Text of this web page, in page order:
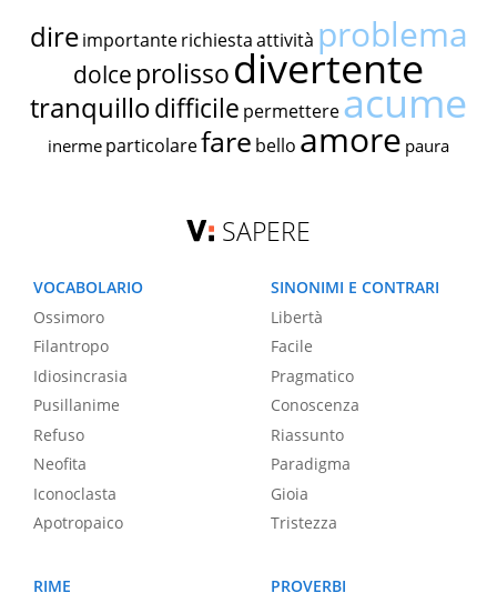
dire importante richiestaattività problema
dolce prolissodivertente
tranquillodifficile permettereacume
inerme particolarefare bello amore paura
SAPERE
VOCABOLARIO
Ossimoro
Filantropo
Idiosincrasia
Pusillanime
Refuso
Neofita
Iconoclasta
Apotropaico
SINONIMI E CONTRARI
Libertà
Facile
Pragmatico
Conoscenza
Riassunto
Paradigma
Gioia
Tristezza
RIME
PROVERBI